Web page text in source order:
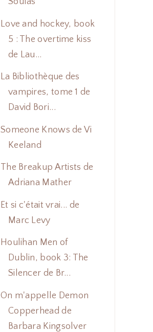
Love and hockey, book
5 : The overtime kiss
de Lau...
La Bibliothèque des
vampires, tome 1 de
David Bori...
Someone Knows de Vi
Keeland
The Breakup Artists de
Adriana Mather
Et si c'était vrai... de
Marc Levy
Houlihan Men of
Dublin, book 3: The
Silencer de Br...
On m'appelle Demon
Copperhead de
Barbara Kingsolver